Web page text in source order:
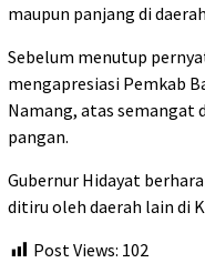
maupun panjang di
Sebelum menutup
mengapresiasi Pemkab
Namang, atas semangat
pangan.
Gubernur Hidayat
ditiru oleh daerah lain di
Post Views: 102